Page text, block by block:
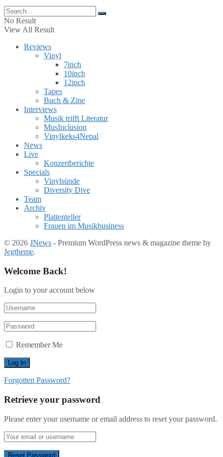
No Result
View All Result
Reviews
Vinyl
7inch
10inch
12inch
Tapes
Buch & Zine
Interviews
Musik trifft Literatur
MusInclusion
Vinylkeks4Nepal
News
Live
Konzertberichte
Specials
Vinylsünde
Diversity Dive
Team
Archiv
Plattenteller
Frauen im Musikbusiness
© 2026 JNews - Premium WordPress news & magazine theme by
Jegtheme.
Welcome Back!
Login to your account below
Remember Me
Forgotten Password?
Retrieve your password
Please enter your username or email address to reset your password.